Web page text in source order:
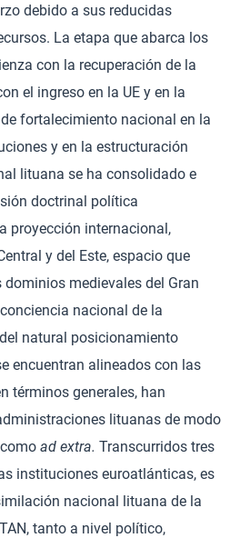
debido a sus reducidas
La etapa que abarca los
con la recuperación de la
el ingreso en la UE y en la
fortalecimiento nacional en la
y en la estructuración
lituana se ha consolidado e
doctrinal política
proyección internacional,
y del Este, espacio que
medievales del Gran
nacional de la
natural posicionamiento
encuentran alineados con las
términos generales, han
lituanas de modo
como ad extra. Transcurridos tres
instituciones euroatlánticas, es
nacional lituana de la
tanto a nivel político,